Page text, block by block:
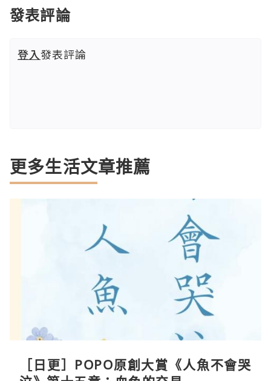
發表評論
登入發表評論
更多生活文章推薦
［日更］POPO原創大賞《人魚不會哭